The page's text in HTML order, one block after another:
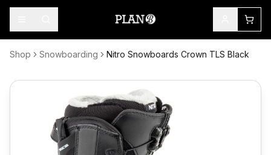
Shop Snowboarding Nitro Snowboards Crown TLS Black